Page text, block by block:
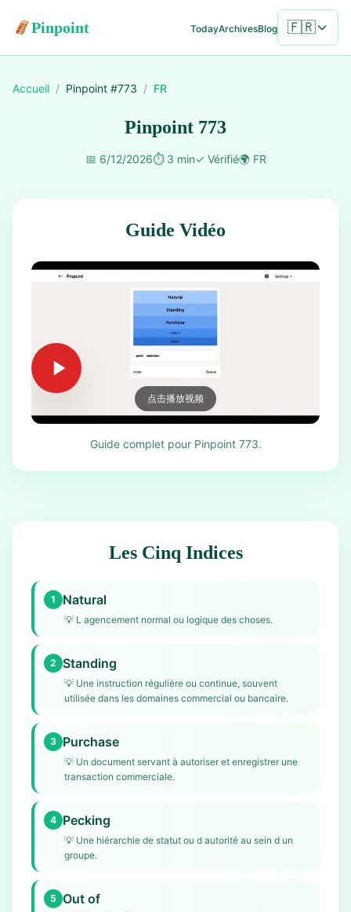
Pinpoint TodayArchivesBlog 🇫🇷
Accueil / Pinpoint #773 / FR
Pinpoint 773
📅 6/12/2026⏱️ 3 min✓ Vérifié🌍 FR
Guide Vidéo
点击播放视频
Guide complet pour Pinpoint 773.
Les Cinq Indices
1 Natural
💡 L agencement normal ou logique des choses.
2 Standing
💡 Une instruction régulière ou continue, souvent
utilisée dans les domaines commercial ou bancaire.
3 Purchase
💡 Un document servant à autoriser et enregistrer une
transaction commerciale.
4 Pecking
💡 Une hiérarchie de statut ou d autorité au sein d un
groupe.
5 Out of